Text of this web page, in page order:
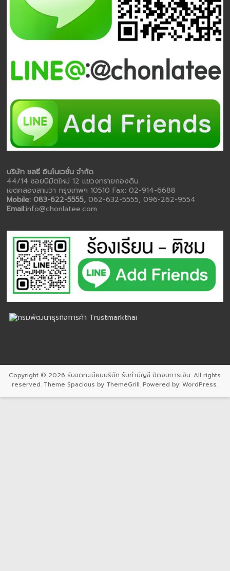
บริษัท ชลธี อินโนเวชั่น จำกัด
44/14 ซอยนิมิตใหม่ 12 แขวงทรายกองดิน
เขตคลองสามวา กรุงเทพฯ 10510 Fax: 02-914-6688
Mobile: 083-622-5555,062-632-5555, 096-262-9554
Email:info@chonlatee.com
Copyright © 2026 รับจดทะเบียนบริษัท รับทำบัญชี ปิดงบการเงิน. All rights
reserved. ThemeSpacious by ThemeGrill. Powered by:WordPress.